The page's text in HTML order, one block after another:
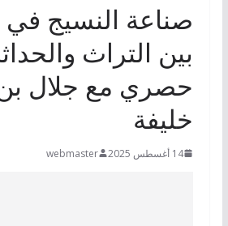
صناعة النسيج
بين التراث
حصري مع جلال
خليفة
14 أغسطس 2025 webmaster